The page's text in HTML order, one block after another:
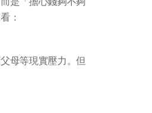
：
母等現實壓力。但